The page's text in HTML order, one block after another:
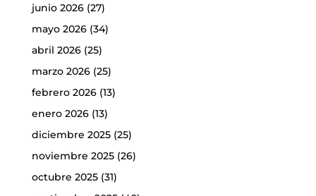
junio 2026(27)
mayo 2026(34)
abril 2026(25)
marzo 2026(25)
febrero 2026(13)
enero 2026(13)
diciembre 2025(25)
noviembre 2025(26)
octubre 2025(31)